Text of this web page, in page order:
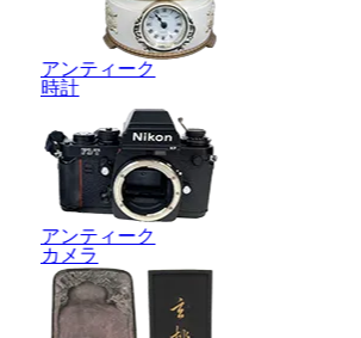
アンティーク
時計
アンティーク
カメラ